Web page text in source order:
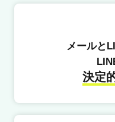
メールと
決定